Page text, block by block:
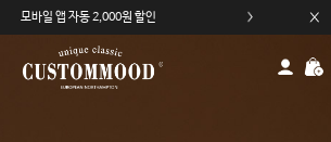
모바일 앱 자동 2,000원 할인